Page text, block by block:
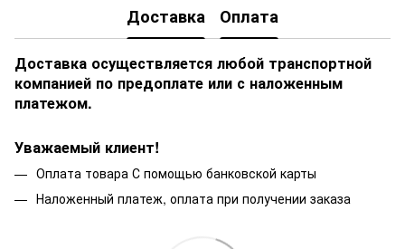
Доставка Оплата
Доставка осуществляется любой транспортной
компанией по предоплате или с наложенным
платежом.
Уважаемый клиент!
Оплата товара С помощью банковской карты
Наложенный платеж, оплата при получении заказа